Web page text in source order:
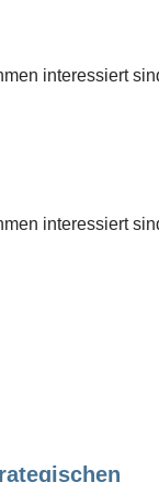
interessiert
interessiert